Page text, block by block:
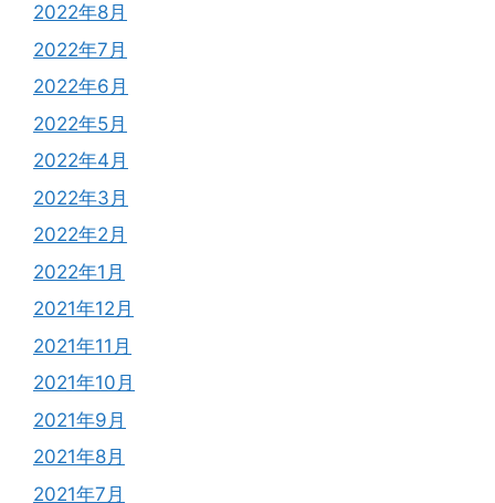
2022年8月
2022年7月
2022年6月
2022年5月
2022年4月
2022年3月
2022年2月
2022年1月
2021年12月
2021年11月
2021年10月
2021年9月
2021年8月
2021年7月